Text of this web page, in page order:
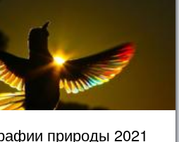
природы 2021